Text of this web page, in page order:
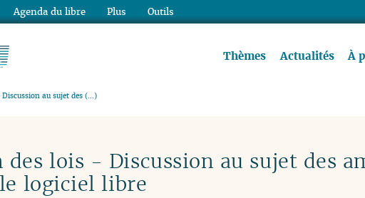
Thèmes Actualités À
au sujet des (…)
des lois - Discussion au sujet des
logiciel libre
Agenda du libre Plus Outils